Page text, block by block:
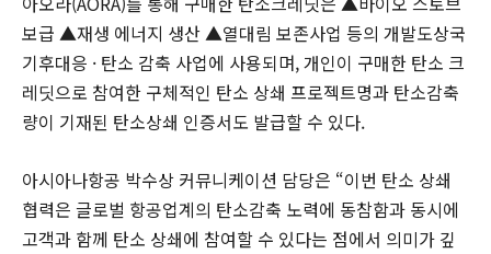
보급 ▲재생 에너지 생산 ▲열대림 보존사업 등의 개발도상국
기후대응 · 탄소 감축 사업에 사용되며, 개인이 구매한 탄소 크
레딧으로 참여한 구체적인 탄소 상쇄 프로젝트명과 탄소감축
량이 기재된 탄소상쇄 인증서도 발급할 수 있다.
아시아나항공 박수상 커뮤니케이션 담당은 “이번 탄소 상쇄
협력은 글로벌 항공업계의 탄소감축 노력에 동참함과 동시에
고객과 함께 탄소 상쇄에 참여할 수 있다는 점에서 의미가 깊